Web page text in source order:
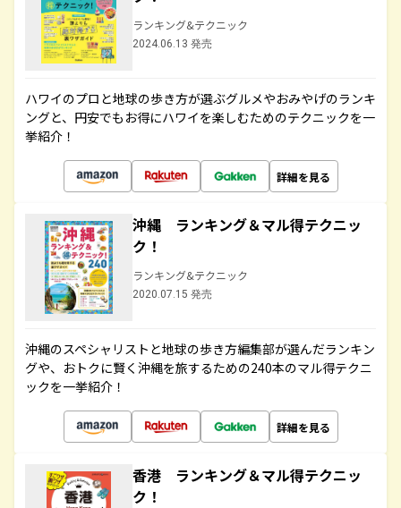
ランキング&テクニック
2024.06.13 発売
ハワイのプロと地球の歩き方が選ぶグルメやおみやげのランキ
ングと、円安でもお得にハワイを楽しむためのテクニックを一
挙紹介！
詳細を見る
沖縄 ランキング＆マル得テクニッ
ク！
ランキング&テクニック
2020.07.15 発売
沖縄のスペシャリストと地球の歩き方編集部が選んだランキン
グや、おトクに賢く沖縄を旅するための240本のマル得テクニ
ックを一挙紹介！
詳細を見る
香港 ランキング＆マル得テクニッ
ク！